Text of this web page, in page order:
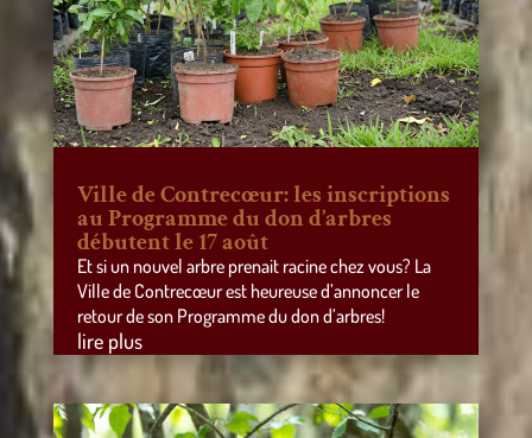
Ville de Contrecœur: les inscriptions
au Programme du don d’arbres
débutent le 17 août
Et si un nouvel arbre prenait racine chez vous? La
Ville de Contrecœur est heureuse d’annoncer le
retour de son Programme du don d’arbres!
lire plus